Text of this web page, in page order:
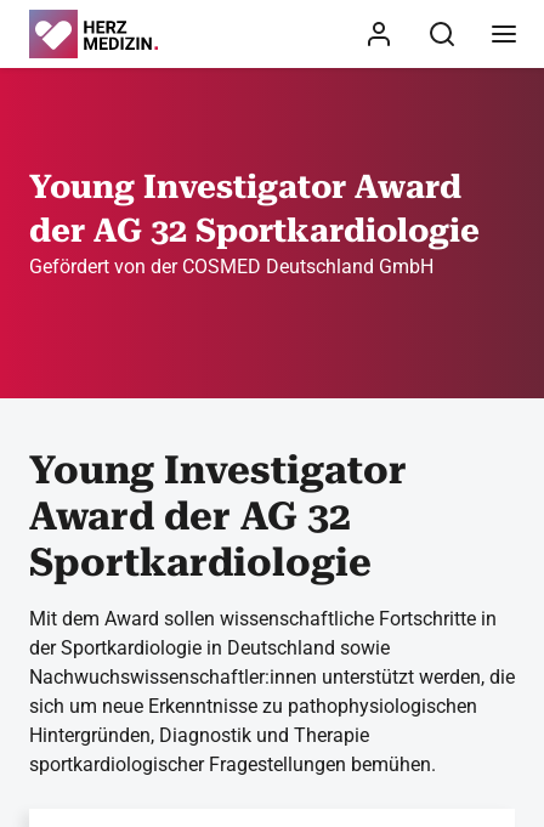
Young Investigator Award
der AG 32 Sportkardiologie
Gefördert von der COSMED Deutschland GmbH
Young Investigator
Award der AG 32
Sportkardiologie
Mit dem Award sollen wissenschaftliche Fortschritte in
der Sportkardiologie in Deutschland sowie
Nachwuchswissenschaftler:innen unterstützt werden, die
sich um neue Erkenntnisse zu pathophysiologischen
Hintergründen, Diagnostik und Therapie
sportkardiologischer Fragestellungen bemühen.